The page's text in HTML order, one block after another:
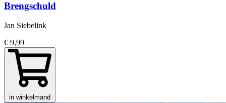
Brengschuld
Jan Siebelink
€ 9,99
in winkelmand